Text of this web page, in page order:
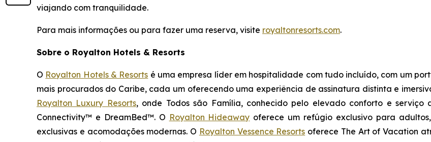
viajando com tranquilidade.
Para mais informações ou para fazer uma reserva, visite royaltonresorts.com.
Sobre o Royalton Hotels & Resorts
O Royalton Hotels & Resorts é uma empresa líder em hospitalidade com tudo incluído, com um
mais procurados do Caribe, cada um oferecendo uma experiência de assinatura distinta e
Royalton Luxury Resorts, onde Todos são Família, conhecido pelo elevado conforto e serviço
Connectivity™ e DreamBed™. O Royalton Hideaway oferece um refúgio exclusivo para
exclusivas e acomodações modernas. O Royalton Vessence Resorts oferece The Art of Vacation